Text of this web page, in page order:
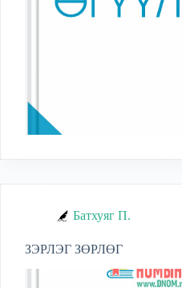
Батхуяг П.
ЗЭРЛЭГ ЗӨРЛӨГ